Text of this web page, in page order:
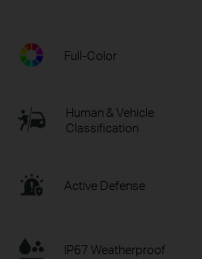
Full-Color
Human & Vehicle
Classification
Active Defense
IP67 Weatherproof